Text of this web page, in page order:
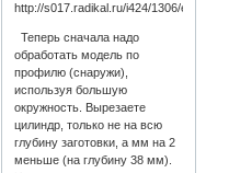
Теперь сначала надо
обработать модель по
профилю (снаружи),
используя большую
окружность. Вырезаете
цилиндр, только не на всю
глубину заготовки, а мм на 2
меньше (на глубину 38 мм).